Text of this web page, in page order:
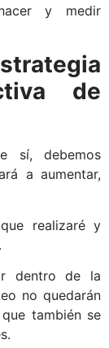
y medir
de
sí, debemos
a aumentar,
realizaré y
dentro de la
no quedarán
también se